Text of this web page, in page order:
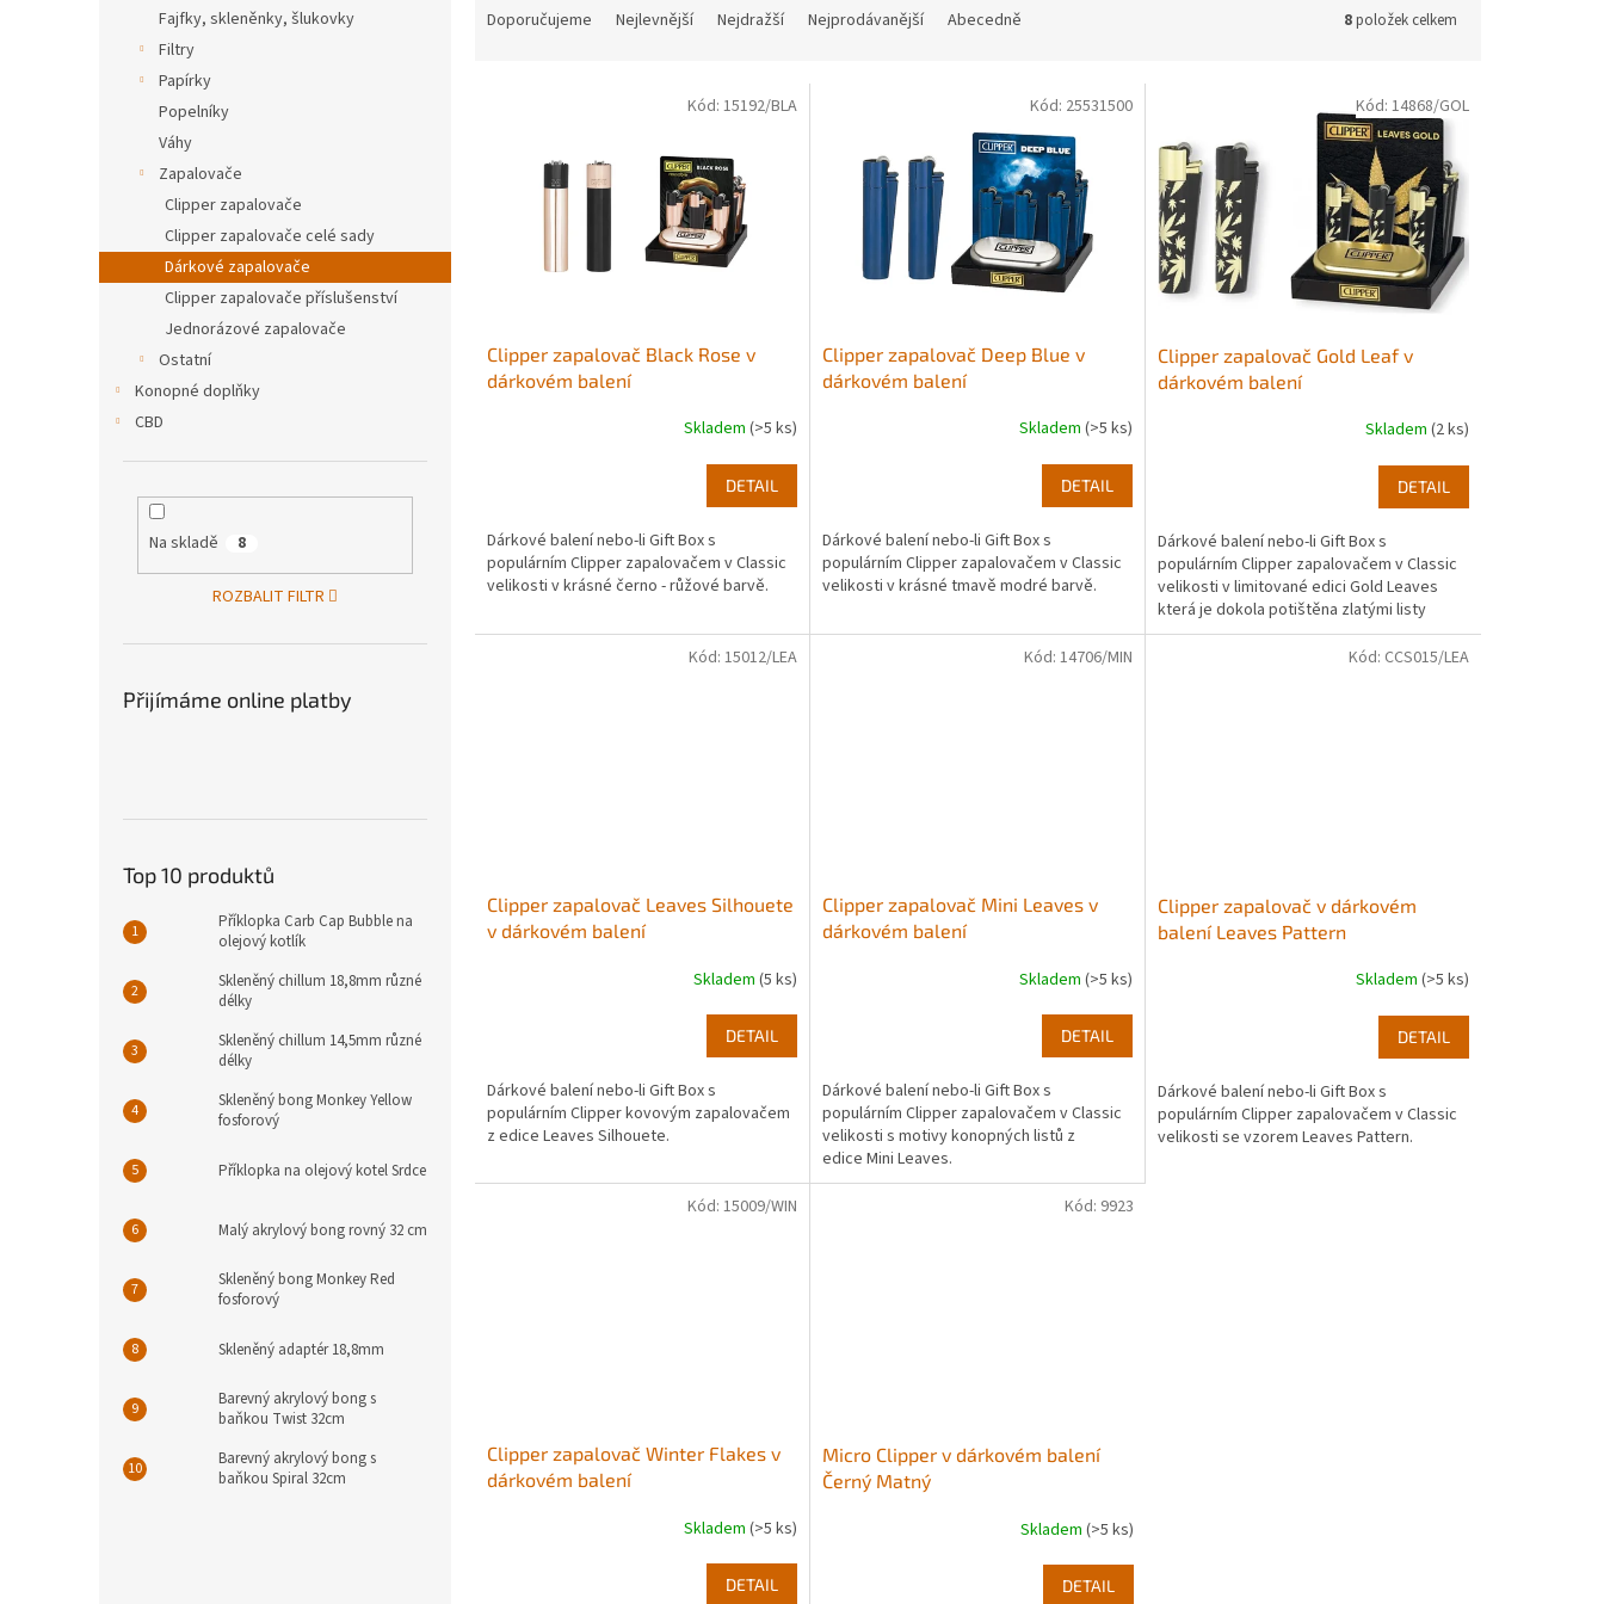
Fajfky, skleněnky, šlukovky
Filtry
Papírky
Popelníky
Váhy
Zapalovače
Clipper zapalovače
Clipper zapalovače celé sady
Dárkové zapalovače
Clipper zapalovače příslušenství
Jednorázové zapalovače
Ostatní
Konopné doplňky
CBD
Na skladě 8
ROZBALIT FILTR
Přijímáme online platby
Top 10 produktů
Příklopka Carb Cap Bubble na
olejový kotlík
Skleněný chillum 18,8mm různé
délky
Skleněný chillum 14,5mm různé
délky
Skleněný bong Monkey Yellow
fosforový
Příklopka na olejový kotel Srdce
Malý akrylový bong rovný 32 cm
Skleněný bong Monkey Red
fosforový
Skleněný adaptér 18,8mm
Barevný akrylový bong s
baňkou Twist 32cm
Barevný akrylový bong s
baňkou Spiral 32cm
Doporučujeme Nejlevnější Nejdražší Nejprodávanější Abecedně 8položek celkem
Clipper zapalovač Black Rose v
dárkovém balení
Skladem (>5 ks)
DETAIL
Dárkové balení nebo-li Gift Box s
populárním Clipper zapalovačem v Classic
velikosti v krásné černo - růžové barvě.
Kód: 15192/BLA
Clipper zapalovač Deep Blue v
dárkovém balení
Skladem (>5 ks)
DETAIL
Dárkové balení nebo-li Gift Box s
populárním Clipper zapalovačem v Classic
velikosti v krásné tmavě modré barvě.
Kód: 25531500
Clipper zapalovač Gold Leaf v
dárkovém balení
Skladem (2 ks)
DETAIL
Dárkové balení nebo-li Gift Box s
populárním Clipper zapalovačem v Classic
velikosti v limitované edici Gold Leaves
která je dokola potištěna zlatými listy
konopí.
Kód: 14868/GOL
Clipper zapalovač Leaves Silhouete
v dárkovém balení
Skladem (5 ks)
DETAIL
Dárkové balení nebo-li Gift Box s
populárním Clipper kovovým zapalovačem
z edice Leaves Silhouete.
Kód: 15012/LEA
Clipper zapalovač Mini Leaves v
dárkovém balení
Skladem (>5 ks)
DETAIL
Dárkové balení nebo-li Gift Box s
populárním Clipper zapalovačem v Classic
velikosti s motivy konopných listů z
edice Mini Leaves.
Kód: 14706/MIN
Clipper zapalovač v dárkovém
balení Leaves Pattern
Skladem (>5 ks)
DETAIL
Dárkové balení nebo-li Gift Box s
populárním Clipper zapalovačem v Classic
velikosti se vzorem Leaves Pattern.
Kód: CCS015/LEA
Clipper zapalovač Winter Flakes v
dárkovém balení
Skladem (>5 ks)
DETAIL
Kód: 15009/WIN
Micro Clipper v dárkovém balení
Černý Matný
Skladem (>5 ks)
DETAIL
Kód: 9923